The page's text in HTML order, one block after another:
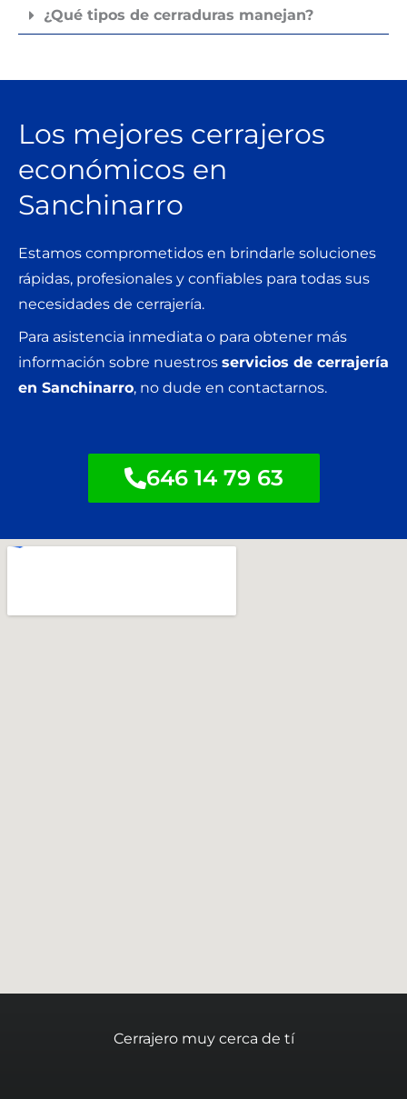
¿Qué tipos de cerraduras manejan?
Los mejores cerrajeros
económicos en
Sanchinarro
Estamos comprometidos en brindarle soluciones
rápidas, profesionales y confiables para todas sus
necesidades de cerrajería.
Para asistencia inmediata o para obtener más
información sobre nuestros servicios de cerrajería
en Sanchinarro, no dude en contactarnos.
646 14 79 63
Cerrajero muy cerca de tí